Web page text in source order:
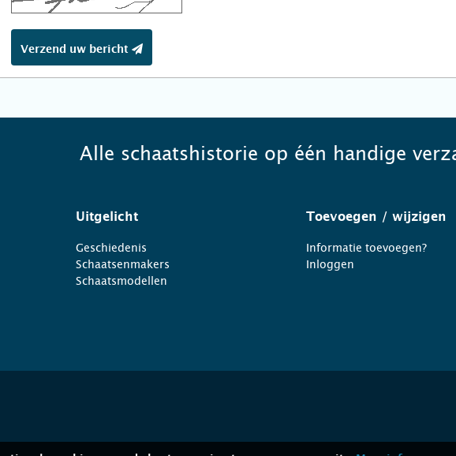
Verzend uw bericht
Alle schaatshistorie op één handige
Uitgelicht
Geschiedenis
Schaatsenmakers
Schaatsmodellen
Toevoegen / wijzigen
Informatie toevoegen?
Inloggen